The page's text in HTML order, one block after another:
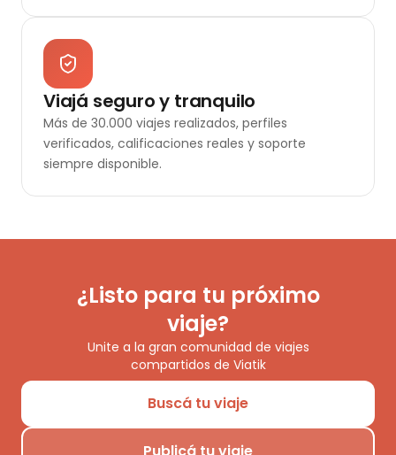
Viajá seguro y tranquilo
Más de 30.000 viajes realizados, perfiles
verificados, calificaciones reales y soporte
siempre disponible.
¿Listo para tu próximo
viaje?
Unite a la gran comunidad de viajes
compartidos de Viatik
Buscá tu viaje